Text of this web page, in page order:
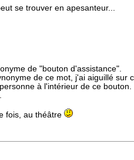
se trouver en apesanteur...
de "bouton d'assistance".
de ce mot, j'ai aiguillé sur
à l'intérieur de ce bouton.
fois, au théâtre